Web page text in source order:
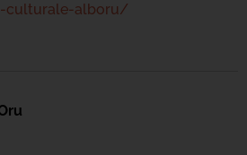
culturale-alboru/